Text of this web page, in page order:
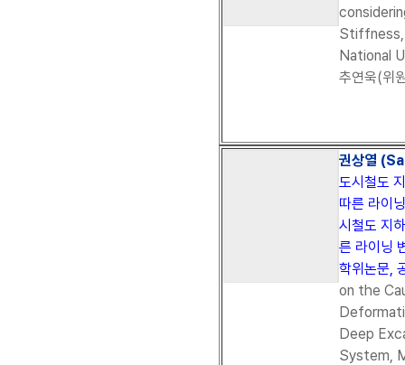
Stiffness,
National
추연욱(위
권상열
도시철도
따른 라이
시철도 지
른 라이닝
학위논문,
on the
Deep
System,